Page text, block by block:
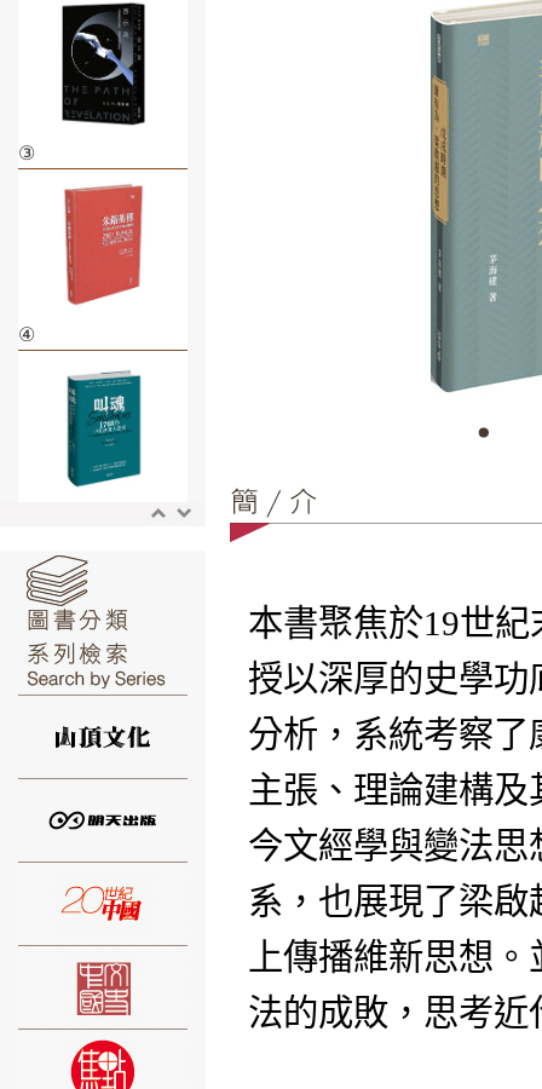
③
④
⑥
本書聚焦於19世紀
授以深厚的史學
分析，系統考察
主張、理論建構
今文經學與變法
系，也展現了梁
上傳播維新思想
法的成敗，思考